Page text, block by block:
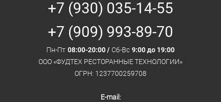
+7 (930) 035-14-55
+7 (909) 993-89-70
Пн-Пт 08:00-20:00 / Сб-Вс 9:00 до 19:00
ООО «ФУДТЕХ РЕСТОРАННЫЕ ТЕХНОЛОГИИ»
ОГРН: 1237700259708
E-mail: